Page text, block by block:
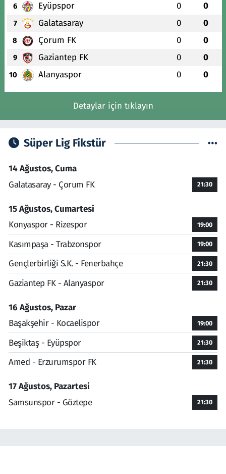
6 Eyüpspor 0 0
7 Galatasaray 0 0
8 Çorum FK 0 0
9 Gaziantep FK 0 0
10 Alanyaspor 0 0
Detaylar için tıklayın
Süper Lig Fikstür
14 Ağustos, Cuma
Galatasaray - Çorum FK
21:30
15 Ağustos, Cumartesi
Konyaspor - Rizespor
19:00
Kasımpaşa - Trabzonspor 19:00
Gençlerbirliği S.K. - Fenerbahçe 21:30
Gaziantep FK - Alanyaspor 21:30
16 Ağustos, Pazar
Başakşehir - Kocaelispor
19:00
Beşiktaş - Eyüpspor 21:30
Amed - Erzurumspor FK 21:30
17 Ağustos, Pazartesi
Samsunspor - Göztepe
21:30